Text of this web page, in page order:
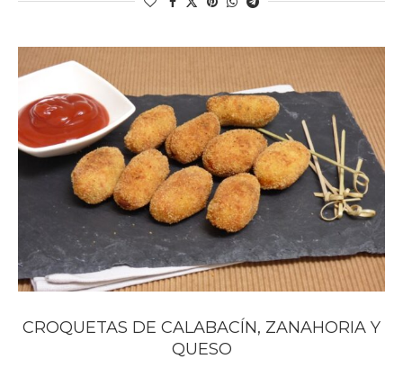
CROQUETAS DE CALABACÍN, ZANAHORIA Y
QUESO